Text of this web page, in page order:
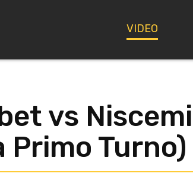
VIDEO
vs
Primo Turno)